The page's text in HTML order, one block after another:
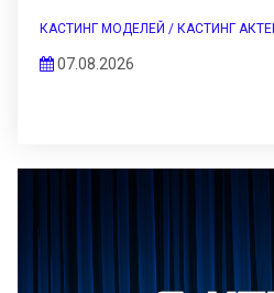
КАСТИНГ МОДЕЛЕЙ / КАСТИНГ
07.08.2026